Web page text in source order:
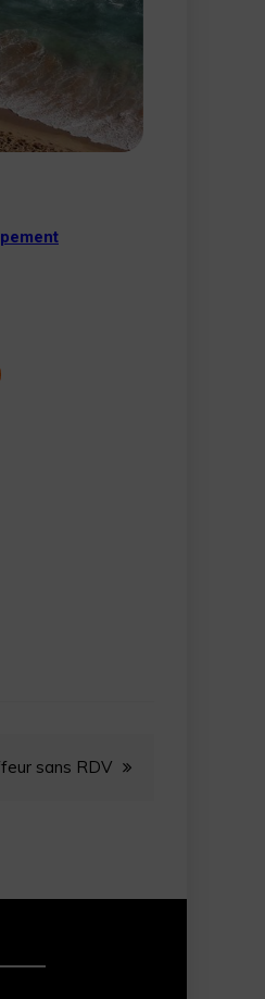
sans RDV